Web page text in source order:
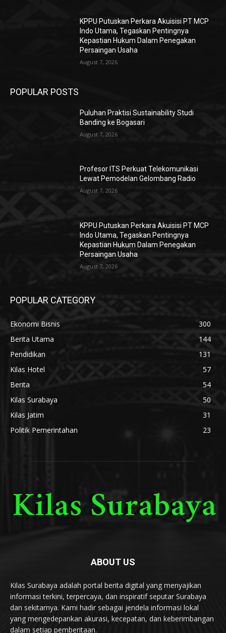
KPPU Putuskan Perkara Akuisisi PT MCP
Indo Utama, Tegaskan Pentingnya
Kepastian Hukum Dalam Penegakan
Persaingan Usaha
August 7, 2026
POPULAR POSTS
Puluhan Praktisi Sustainability Studi
Banding ke Bogasari
August 7, 2026
Profesor ITS Perkuat Telekomunikasi
Lewat Pemodelan Gelombang Radio
August 7, 2026
KPPU Putuskan Perkara Akuisisi PT MCP
Indo Utama, Tegaskan Pentingnya
Kepastian Hukum Dalam Penegakan
Persaingan Usaha
August 7, 2026
POPULAR CATEGORY
Ekonomi Bisnis
300
Berita Utama
144
Pendidikan
131
Kilas Hotel
57
Berita
54
Kilas Surabaya
50
Kilas Jatim
31
Politik Pemerintahan
23
ABOUT US
Kilas Surabaya adalah portal berita digital yang menyajikan
informasi terkini, terpercaya, dan inspiratif seputar Surabaya
dan sekitarnya. Kami hadir sebagai jendela informasi lokal
yang mengedepankan akurasi, kecepatan, dan keberimbangan
dalam setiap pemberitaan.